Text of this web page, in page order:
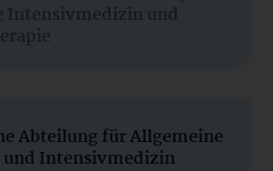
Intensivmedizin und
Abteilung für Allgemeine
und Intensivmedizin